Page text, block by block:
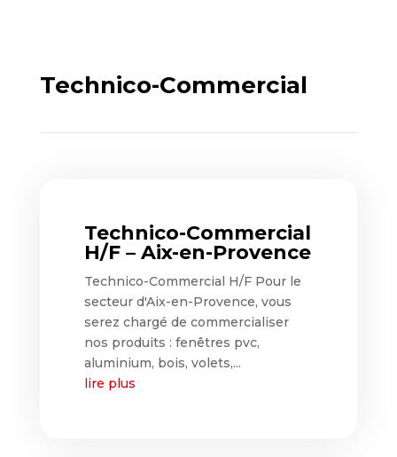
Technico-Commercial
Technico-Commercial
H/F – Aix-en-Provence
Technico-Commercial H/F Pour le
secteur d'Aix-en-Provence, vous
serez chargé de commercialiser
nos produits : fenêtres pvc,
aluminium, bois, volets,...
lire plus